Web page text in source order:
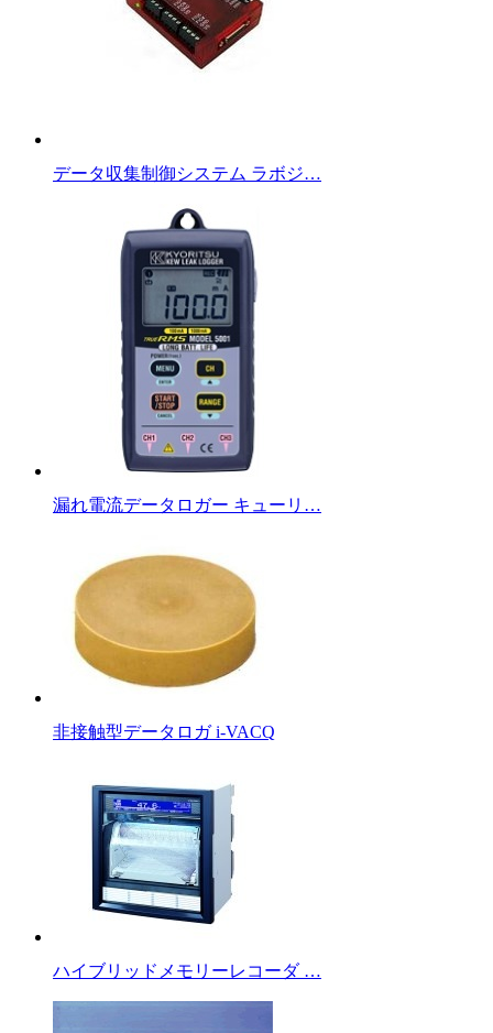
データ収集制御システム ラボジ…
漏れ電流データロガー キューリ…
非接触型データロガ i-VACQ
ハイブリッドメモリーレコーダ …